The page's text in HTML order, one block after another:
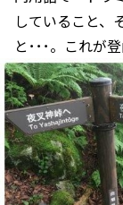
していること、
と･･･。これが